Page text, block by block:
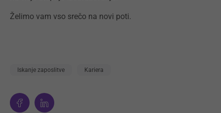
Želimo vam vso srečo na novi poti.
Iskanje zaposlitve Kariera